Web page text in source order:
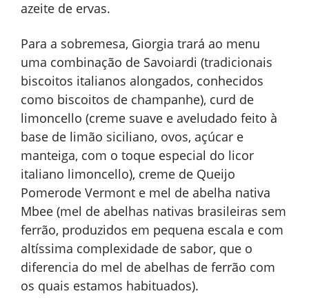
azeite de ervas.
Para a sobremesa, Giorgia trará ao menu
uma combinação de Savoiardi (tradicionais
biscoitos italianos alongados, conhecidos
como biscoitos de champanhe), curd de
limoncello (creme suave e aveludado feito à
base de limão siciliano, ovos, açúcar e
manteiga, com o toque especial do licor
italiano limoncello), creme de Queijo
Pomerode Vermont e mel de abelha nativa
Mbee (mel de abelhas nativas brasileiras sem
ferrão, produzidos em pequena escala e com
altíssima complexidade de sabor, que o
diferencia do mel de abelhas de ferrão com
os quais estamos habituados).